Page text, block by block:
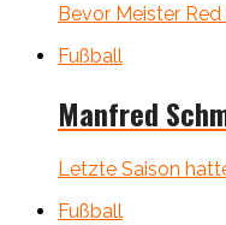
Bevor Meister
Fußball
Manfred
Letzte Saison
Fußball